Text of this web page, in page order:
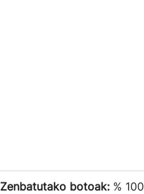
Zenbatutako botoak: % 100